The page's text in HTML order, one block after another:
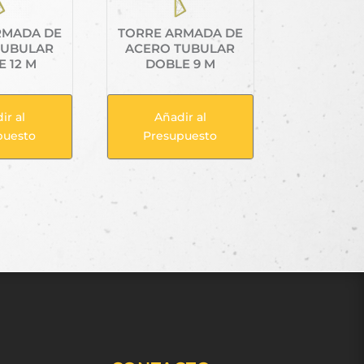
DE
12 M
al
TORRE ARMADA DE
ACERO TUBULAR
DOBLE 9 M
Añadir al
Presupuesto